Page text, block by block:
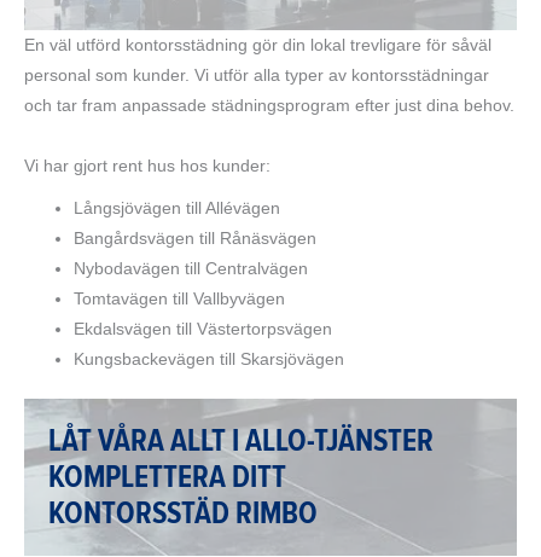
En väl utförd kontorsstädning gör din lokal trevligare för såväl
personal som kunder. Vi utför alla typer av kontorsstädningar
och tar fram anpassade städningsprogram efter just dina behov.
Vi har gjort rent hus hos kunder:
Långsjövägen till Allévägen
Bangårdsvägen till Rånäsvägen
Nybodavägen till Centralvägen
Tomtavägen till Vallbyvägen
Ekdalsvägen till Västertorpsvägen
Kungsbackevägen till Skarsjövägen
LÅT VÅRA ALLT I ALLO-TJÄNSTER
KOMPLETTERA DITT
KONTORSSTÄD RIMBO